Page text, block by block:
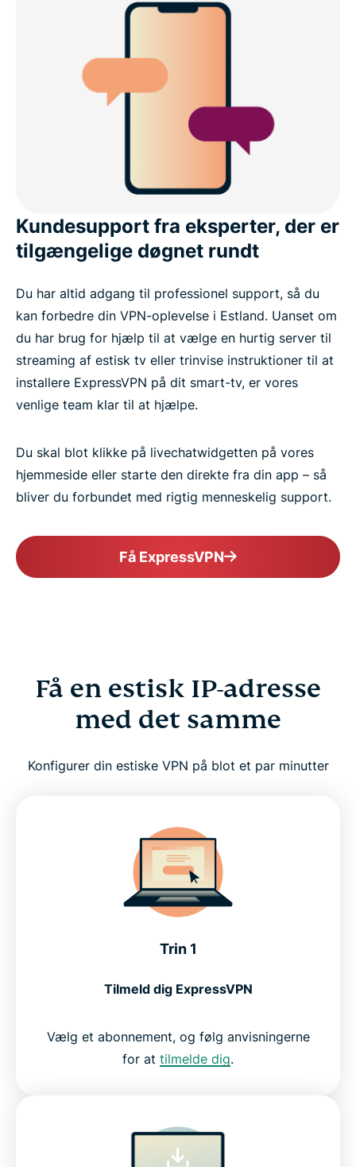
Kundesupport fra eksperter, der er
tilgængelige døgnet rundt
Du har altid adgang til professionel support, så du
kan forbedre din VPN-oplevelse i Estland. Uanset om
du har brug for hjælp til at vælge en hurtig server til
streaming af estisk tv eller trinvise instruktioner til at
installere ExpressVPN på dit smart-tv, er vores
venlige team klar til at hjælpe.
Du skal blot klikke på livechatwidgetten på vores
hjemmeside eller starte den direkte fra din app – så
bliver du forbundet med rigtig menneskelig support.
Få ExpressVPN
Få en estisk IP-adresse
med det samme
Konfigurer din estiske VPN på blot et par minutter
Trin 1
Tilmeld dig ExpressVPN
Vælg et abonnement, og følg anvisningerne
for at tilmelde dig.